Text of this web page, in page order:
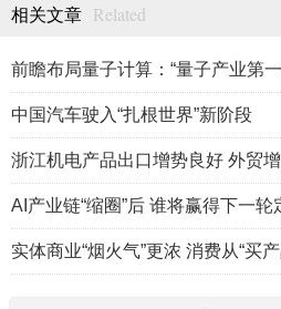
相关文章 Related
中国汽车驶入“扎根世界”新阶段
浙江机电产品出口增势良好 外贸
AI产业链“缩圈”后 谁将赢得下一轮
实体商业“烟火气”更浓 消费从“买